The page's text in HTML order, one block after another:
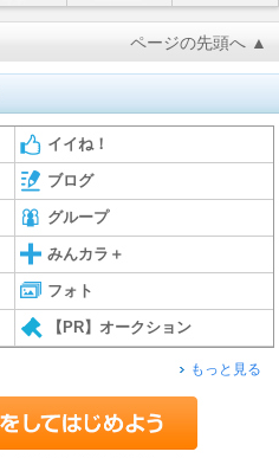
ページの先頭へ ▲
イイね！
ブログ
グループ
みんカラ＋
フォト
【PR】オークション
もっと見る